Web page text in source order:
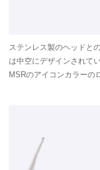
ステンレス製のヘッドと
は中空にデザインされてい
MSRのアイコンカラーの